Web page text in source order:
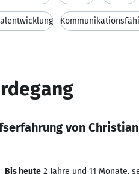
von
Bis heute 2 Jahre und 11 Monate,